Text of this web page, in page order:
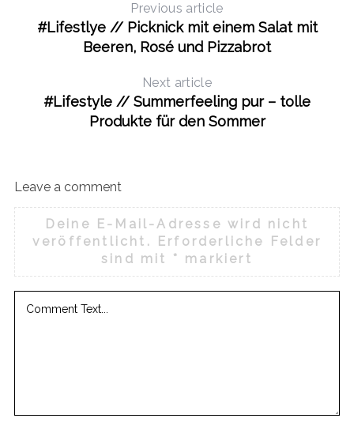
Previous article
#Lifestlye // Picknick mit einem Salat mit
Beeren, Rosé und Pizzabrot
Next article
#Lifestyle // Summerfeeling pur – tolle
Produkte für den Sommer
Leave a comment
Deine E-Mail-Adresse wird nicht
veröffentlicht.
Erforderliche Felder
sind mit * markiert